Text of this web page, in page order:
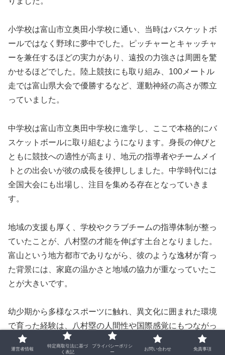
小学校は富山市立奥田小学校に通い、当時はバスケットボ
ールではなく野球に夢中でした。ピッチャーとキャッチャ
ーを兼任するほどの実力があり、遠投の力強さは周囲を驚
かせるほどでした。陸上競技にも取り組み、100メートル
走では富山県大会で優勝するなど、運動神経の高さが際立
っていました。
中学校は富山市立奥田中学校に進学し、ここで本格的にバ
スケットボールに取り組むようになります。身長の伸びと
ともに競技への適性が高まり、地元の指導者やチームメイ
トとの出会いが彼の成長を後押ししました。中学時代には
全国大会にも出場し、注目を集める存在となっていきま
す。
地域の支援も厚く、学校やクラブチームの指導体制が整っ
ていたことが、八村塁の才能を伸ばす土台となりました。
富山という地方都市でありながら、彼のような逸材が育っ
た背景には、家庭の温かさと地域の協力が重なっていたこ
とが大きいです。
幼少期から多様なスポーツに触れ、異文化に囲まれた環境
で育った経験は、八村塁の人間性や国際感覚にもつながっ
ています。富山での生活は、彼の原点として今も大切な記
運営者情報
特定商取引法に基づ
く表記
プライバシーポリシ
ー
お問い合わせ 免責事項